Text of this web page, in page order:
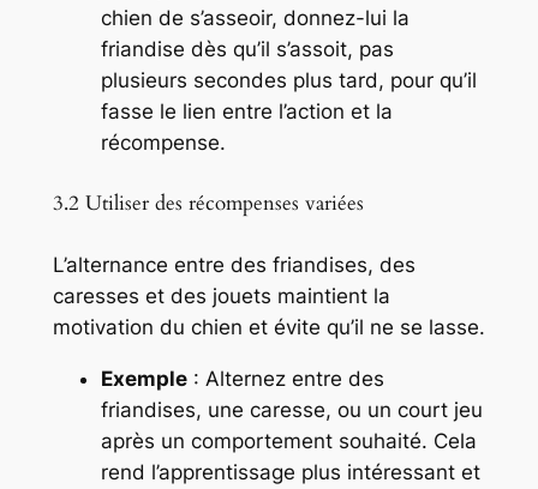
chien de s’asseoir, donnez-lui la
friandise dès qu’il s’assoit, pas
plusieurs secondes plus tard, pour qu’il
fasse le lien entre l’action et la
récompense.
3.2 Utiliser des récompenses variées
L’alternance entre des friandises, des
caresses et des jouets maintient la
motivation du chien et évite qu’il ne se lasse.
Exemple: Alternez entre des
friandises, une caresse, ou un court jeu
après un comportement souhaité. Cela
rend l’apprentissage plus intéressant et